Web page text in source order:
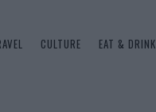
CULTURE EAT & DRINK